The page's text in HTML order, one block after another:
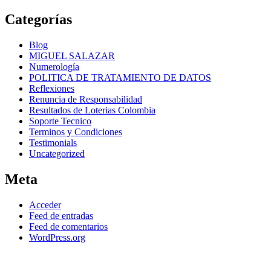
Categorías
Blog
MIGUEL SALAZAR
Numerología
POLITICA DE TRATAMIENTO DE DATOS
Reflexiones
Renuncia de Responsabilidad
Resultados de Loterias Colombia
Soporte Tecnico
Terminos y Condiciones
Testimonials
Uncategorized
Meta
Acceder
Feed de entradas
Feed de comentarios
WordPress.org